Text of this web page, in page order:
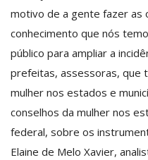
motivo de a gente fazer as
conhecimento que nós
público para ampliar a
prefeitas, assessoras, que
mulher nos estados e
conselhos da mulher nos
federal, sobre os
Elaine de Melo Xavier,